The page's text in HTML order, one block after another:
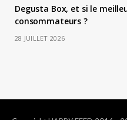
Degusta Box, et si le
consommateurs ?
28 JUILLET 2026